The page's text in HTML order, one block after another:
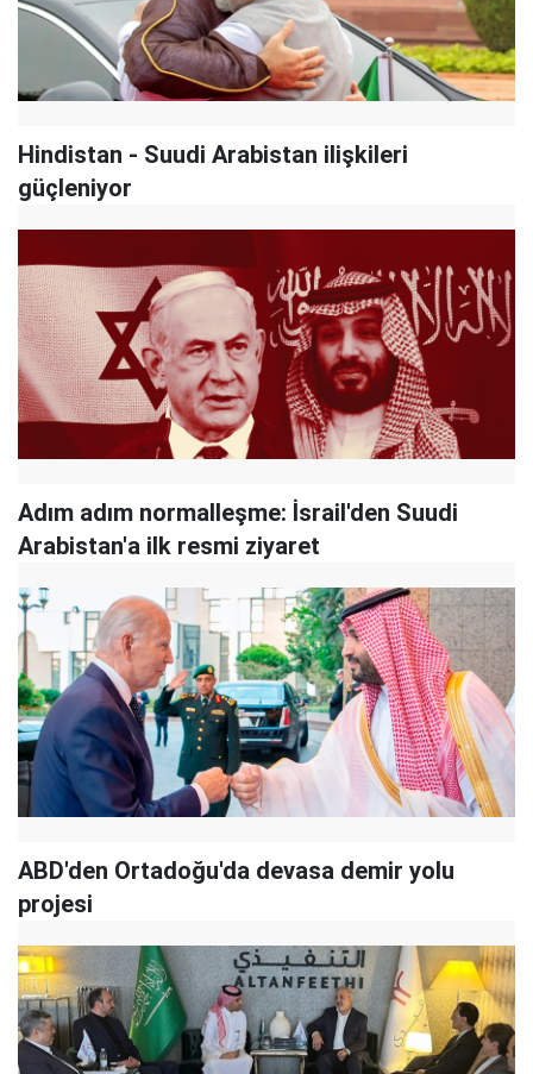
Hindistan - Suudi Arabistan ilişkileri
güçleniyor
Adım adım normalleşme: İsrail'den Suudi
Arabistan'a ilk resmi ziyaret
ABD'den Ortadoğu'da devasa demir yolu
projesi